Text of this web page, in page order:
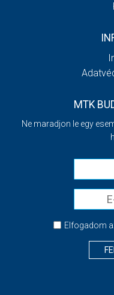
MTK
Ne maradjon le egy
Elfogadom